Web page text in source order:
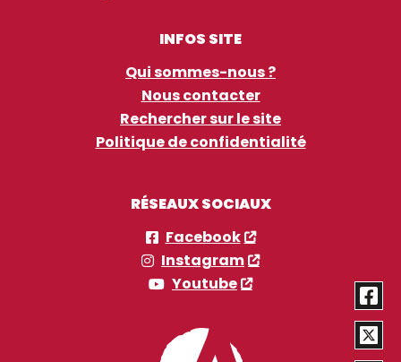
INFOS SITE
Qui sommes-nous ?
Nous contacter
Rechercher sur le site
Politique de confidentialité
RÉSEAUX SOCIAUX
Facebook
Instagram
Youtube